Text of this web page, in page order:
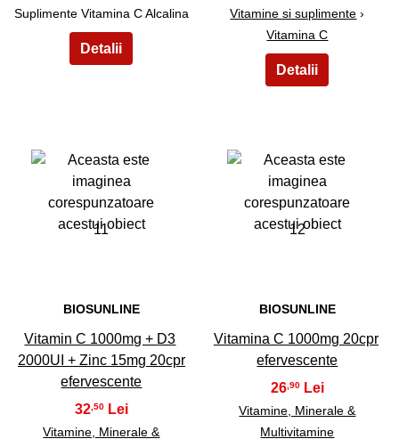
Suplimente Vitamina C Alcalina Vitamine si suplimente ›
Vitamina C
11
BIOSUNLINE
Vitamin C 1000mg + D3
2000UI + Zinc 15mg 20cpr
efervescente
32,50
Vitamine, Minerale &
12
BIOSUNLINE
Vitamina C 1000mg 20cpr
efervescente
26,90
Vitamine, Minerale &
Multivitamine